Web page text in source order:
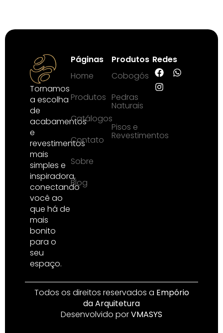
Tornamos
a escolha
de
acabamentos
e
revestimentos
mais
simples e
inspiradora,
conectando
você ao
que há de
mais
bonito
para o
seu
espaço.
Páginas
Home
Produtos
Catálogos
Contato
Sobre
Blog
Produtos
Cobogós
Pedras
Naturais
Pisos e
Revestimentos
Redes
Desenvolvido porVMASYS
Todos os direitos reservados a Empório
da Arquitetura